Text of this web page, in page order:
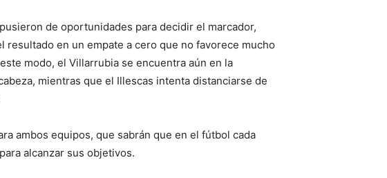
de oportunidades para decidir el marcador,
en un empate a cero que no favorece mucho
modo, el Villarrubia se encuentra aún en la
mientras que el Illescas intenta distanciarse de
ambos equipos, que sabrán que en el fútbol cada
alcanzar sus objetivos.